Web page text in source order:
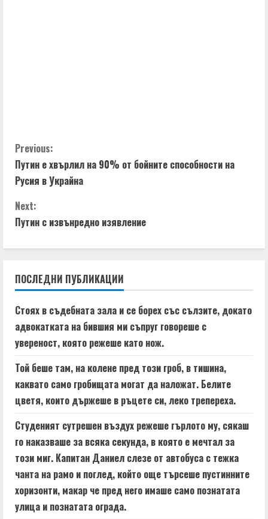
C
o
n
t
i
n
u
e
R
e
a
d
i
n
g
Previous:
Путин е хвърлил на 90% от бойните способности на
Русия в Украйна
Next:
Путин с извънредно изявление
ПОСЛЕДНИ ПУБЛИКАЦИИ
Стоях в съдебната зала и се борех със сълзите, докато
адвокатката на бившия ми съпруг говореше с
увереност, която режеше като нож.
Той беше там, на колене пред този гроб, в тишина,
каквато само гробищата могат да наложат. Белите
цветя, които държеше в ръцете си, леко трепереха.
Студеният сутрешен въздух режеше гърлото му, сякаш
го наказваше за всяка секунда, в която е мечтал за
този миг. Капитан Даниел слезе от автобуса с тежка
чанта на рамо и поглед, който още търсеше пустинните
хоризонти, макар че пред него имаше само познатата
улица и познатата ограда.